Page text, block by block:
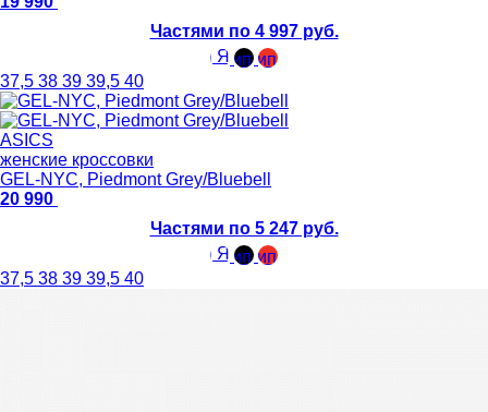
Частями по 4 997 руб.
37,5 38 39 39,5 40
ASICS
женские кроссовки
GEL-NYC, Piedmont Grey/Bluebell
20 990
Частями по 5 247 руб.
37,5 38 39 39,5 40